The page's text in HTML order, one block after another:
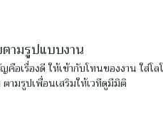
ามรูปแบบงาน
อเรื่องดี ให้เข้ากับโทนของงาน ใส่โ
ามรูปเพื่อนเสริมให้เวทีดูมีมิติ